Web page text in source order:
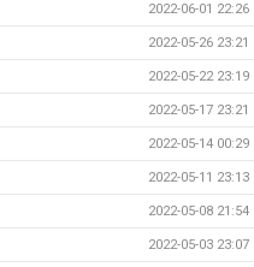
2022-06-01 22:26
2022-05-26 23:21
2022-05-22 23:19
2022-05-17 23:21
2022-05-14 00:29
2022-05-11 23:13
2022-05-08 21:54
2022-05-03 23:07